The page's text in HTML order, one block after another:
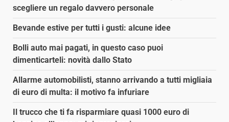
scegliere un regalo davvero personale
Bevande estive per tutti i gusti: alcune idee
Bolli auto mai pagati, in questo caso puoi
dimenticarteli: novità dallo Stato
Allarme automobilisti, stanno arrivando a tutti migliaia
di euro di multa: il motivo fa infuriare
Il trucco che ti fa risparmiare quasi 1000 euro di